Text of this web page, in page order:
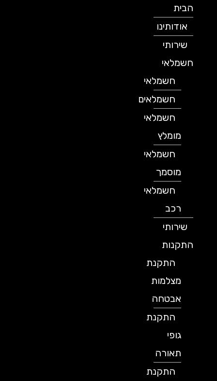
הבית
אודותינו
שירותי
חשמלאי
חשמלאי
חשמלאים
חשמלאי
מומלץ
חשמלאי
מוסמך
חשמלאי
שירותי
התקנות
התקנת
מצלמות
אבטחה
התקנת
תאורה
התקנת